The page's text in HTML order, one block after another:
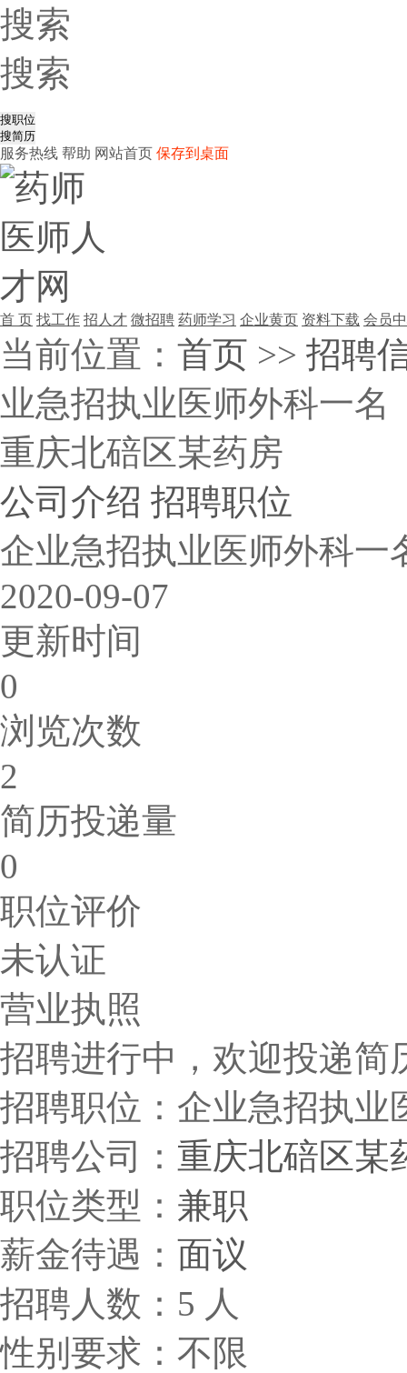
搜索
搜索
服务热线 帮助 网站首页 保存到桌面
首 页 找工作 招人才 微招聘 药师学习 企业黄页 资料下载 会员
当前位置： 首页 >> 招聘
业急招执业医师外科一名
重庆北碚区某药房
公司介绍 招聘职位
企业急招执业医师外科一
2020-09-07
更新时间
0
浏览次数
2
简历投递量
0
职位评价
未认证
营业执照
招聘进行中，欢迎投递简
招聘职位：企业急招执业
招聘公司： 重庆北碚区某
职位类型： 兼职
薪金待遇： 面议
招聘人数：5 人
性别要求：不限